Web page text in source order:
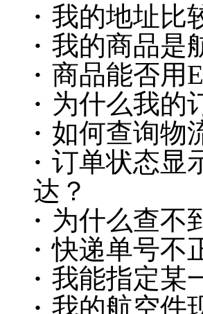
· 我的地址比
· 我的商品是
· 商品能否用
· 为什么我的
· 如何查询物
· 订单状态显
达？
· 为什么查不
· 快递单号不
· 我能指定某
· 我的航空件